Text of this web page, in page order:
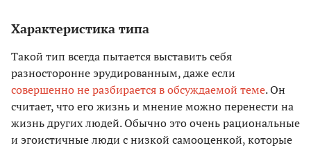
Характеристика типа
Такой тип всегда пытается выставить себя
разносторонне эрудированным, даже если
совершенно не разбирается в обсуждаемой теме. Он
считает, что его жизнь и мнение можно перенести на
жизнь других людей. Обычно это очень рациональные
и эгоистичные люди с низкой самооценкой, которые